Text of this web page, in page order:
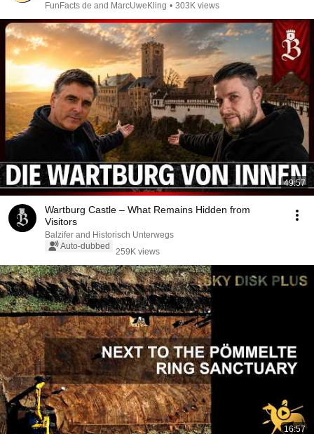
FunFacts de and MarcUweKling • 303K views
49:57
Wartburg Castle – What Remains Hidden from
Visitors
Balzifer and Historisch Unterwegs
Auto-dubbed
259K views
16:57